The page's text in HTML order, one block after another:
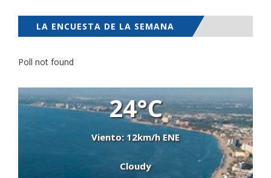
LA ENCUESTA DE LA SEMANA
Poll not found
24°C
Viento: 12km/h ENE
Cloudy